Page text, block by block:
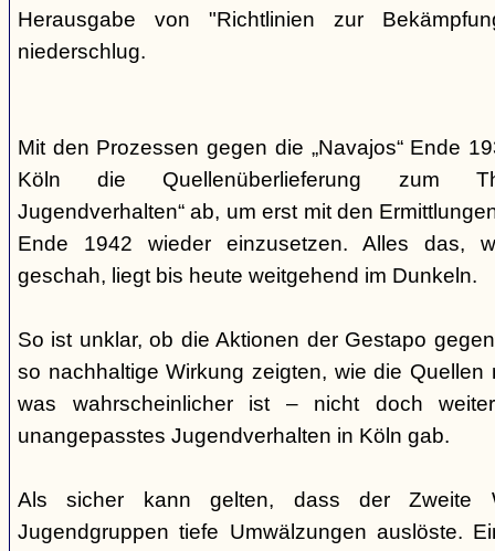
Herausgabe von "Richtlinien zur
niederschlug.
Mit den Prozessen gegen die „Navajos“ Ende
Köln die Quellenüberlieferung zum
Jugendverhalten“ ab, um erst mit den
Ende 1942 wieder einzusetzen. Alles das,
geschah, liegt bis heute weitgehend im Dunkeln.
So ist unklar, ob die Aktionen der Gestapo
so nachhaltige Wirkung zeigten, wie die
was wahrscheinlicher ist – nicht doch
unangepasstes Jugendverhalten in Köln gab.
Als sicher kann gelten, dass der Zweite
Jugendgruppen tiefe Umwälzungen auslöste.